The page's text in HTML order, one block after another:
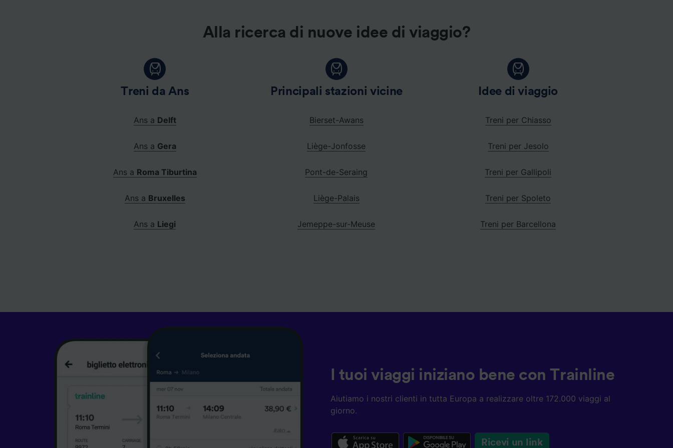
Alla ricerca di nuove idee di viaggio?
Treni da Ans
Ans a Delft
Ans a Gera
Ans a Roma Tiburtina
Ans a Bruxelles
Ans a Liegi
Principali stazioni vicine
Bierset-Awans
Liège-Jonfosse
Pont-de-Seraing
Liège-Palais
Jemeppe-sur-Meuse
Idee di viaggio
Treni per Chiasso
Treni per Jesolo
Treni per Gallipoli
Treni per Spoleto
Treni per Barcellona
I tuoi viaggi iniziano bene con Trainline
Aiutiamo i nostri clienti in tutta Europa a realizzare oltre 172.000 viaggi al
giorno.
Ricevi un link